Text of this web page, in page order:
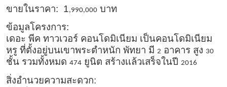
ขายในราคา: 1,990,000 บาท
ข้อมูลโครงการ:
เดอะ พีค ทาวเวอร์ คอนโดมิเนียม เป็นคอนโดมิเนียม
หรู ที่ตั้งอยู่บนเขาพระตำหนัก พัทยา มี 2 อาคาร สูง 30
ชั้น รวมทั้งหมด 474 ยูนิต สร้างเเล้วเสร็จในปี 2016
สิ่งอำนวยความสะดวก: